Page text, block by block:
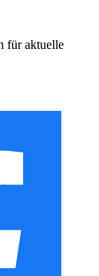
für aktuelle